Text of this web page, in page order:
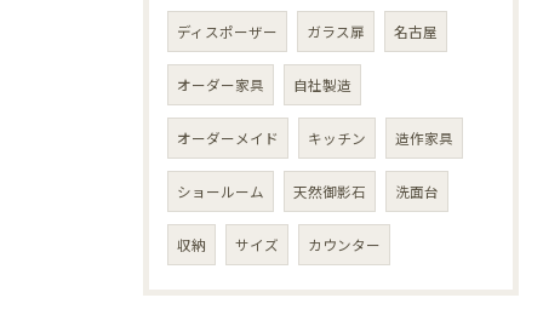
ディスポーザー ガラス扉 名古屋
オーダー家具 自社製造
オーダーメイド キッチン 造作家具
ショールーム 天然御影石 洗面台
収納 サイズ カウンター